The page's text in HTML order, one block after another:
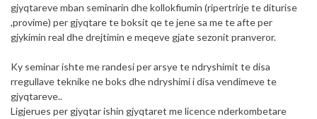
gjyqtareve mban seminarin dhe kollokfiumin (ripertrirje te diturise
,provime) per gjyqtare te boksit qe te jene sa me te afte per
gjykimin real dhe drejtimin e meqeve gjate sezonit pranveror.
Ky seminar ishte me randesi per arsye te ndryshimit te disa
rregullave teknike ne boks dhe ndryshimi i disa vendimeve te
gjyqtareve..
Ligjerues per gjyqtar ishin gjyqtaret me licence nderkombetare